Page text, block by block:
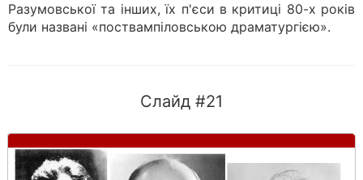
Разумовської та інших, їх п'єси в критиці 80-х років
були названі «поствампіловською драматургією».
Слайд #21